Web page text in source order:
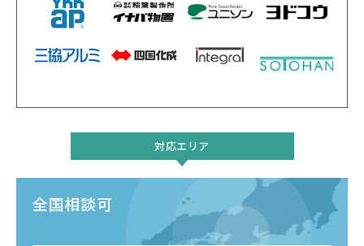
対応エリア
全国相談可